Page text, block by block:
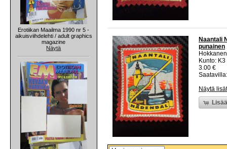
Erotiikan Maailma 1990 nr 5 -
aikuisviihdelehti / adult graphics
magazine
Näytä
Naantali
punainen
Kunto:
3.00 €
Näytä